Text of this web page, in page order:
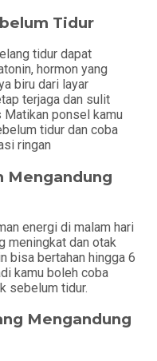
Tidur
tidur dapat
hormon yang
biru dari layar
terjaga dan sulit
Matikan ponsel kamu
tidur dan coba
ringan
Mengandung
energi di malam hari
meningkat dan otak
bisa bertahan hingga 6
kamu boleh coba
sebelum tidur.
Mengandung